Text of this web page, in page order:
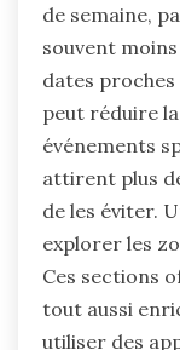
de semaine,
souvent
dates proches
peut réduire
événements
attirent plus
de les éviter.
explorer les
Ces sections
tout aussi
utiliser des